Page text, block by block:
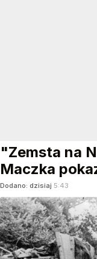
"Zemsta na
Maczka
Dodano: dzisiaj 5:43